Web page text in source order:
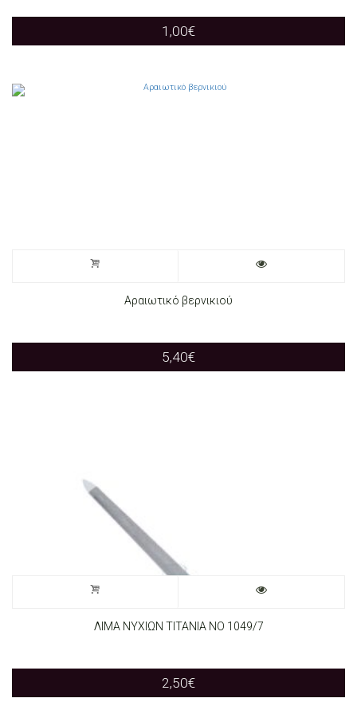
1,00€
Αραιωτικό βερνικιού
5,40€
ΛΙΜΑ ΝΥΧΙΩΝ ΤΙΤΑΝΙΑ ΝΟ 1049/7
2,50€